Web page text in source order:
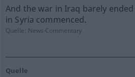
And the war in Iraq barely
in Syria commenced.
Quelle: News-Commentary
Quelle